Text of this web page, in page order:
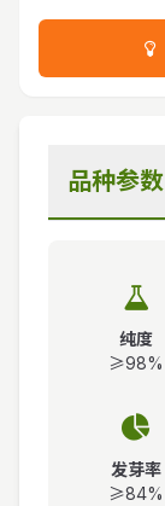
品种参数
纯度
≥98%
发芽率
≥84%